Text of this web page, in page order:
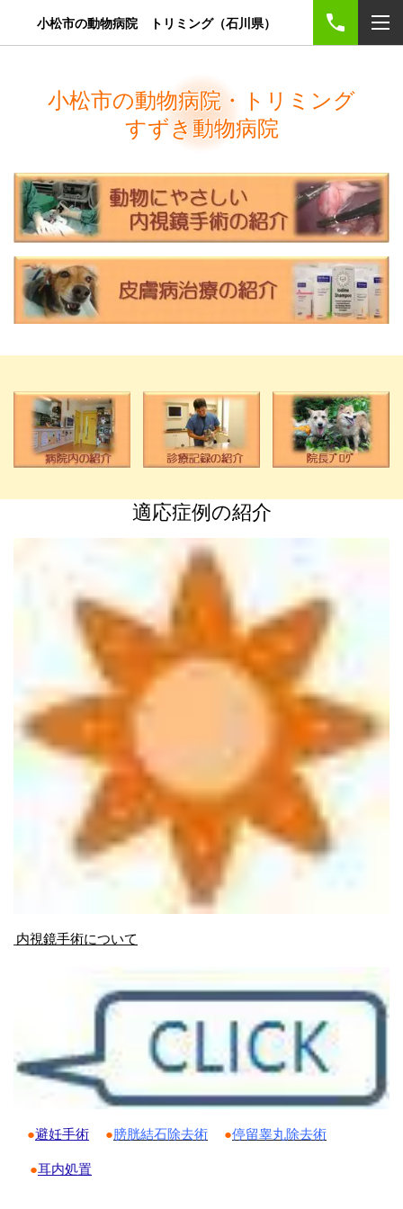
小松市の動物病院 トリミング（石川県）
小松市の動物病院・トリミング
すずき動物病院
適応症例の紹介
内視鏡手術について
●避妊手術 ●膀胱結石除去術 ●停留睾丸除去術
●耳内処置